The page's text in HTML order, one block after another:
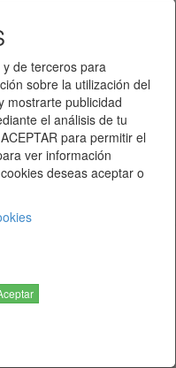
de terceros para
sobre la utilización del
mostrarte publicidad
el análisis de tu
para permitir el
ver información
deseas aceptar o